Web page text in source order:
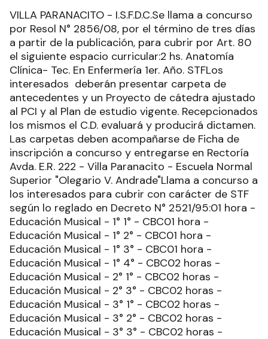
VILLA PARANACITO - I.S.F.D.C.Se llama a concurso
por Resol N° 2856/08, por el término de tres días
a partir de la publicación, para cubrir por Art. 80
el siguiente espacio curricular:2 hs. Anatomía
Clínica- Tec. En Enfermería 1er. Año. STFLos
interesados deberán presentar carpeta de
antecedentes y un Proyecto de cátedra ajustado
al PCI y al Plan de estudio vigente. Recepcionados
los mismos el C.D. evaluará y producirá dictamen.
Las carpetas deben acompañarse de Ficha de
inscripción a concurso y entregarse en Rectoría
Avda. E.R. 222 - Villa Paranacito - Escuela Normal
Superior "Olegario V. Andrade"Llama a concurso a
los interesados para cubrir con carácter de STF
según lo reglado en Decreto N° 2521/95:01 hora -
Educación Musical - 1° 1° - CBC01 hora -
Educación Musical - 1° 2° - CBC01 hora -
Educación Musical - 1° 3° - CBC01 hora -
Educación Musical - 1° 4° - CBC02 horas -
Educación Musical - 2° 1° - CBC02 horas -
Educación Musical - 2° 3° - CBC02 horas -
Educación Musical - 3° 1° - CBC02 horas -
Educación Musical - 3° 2° - CBC02 horas -
Educación Musical - 3° 3° - CBC02 horas -